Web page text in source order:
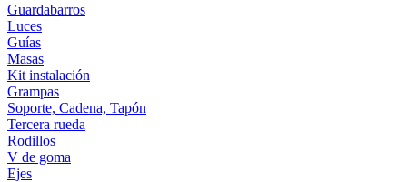
Guardabarros
Luces
Guías
Masas
Kit instalación
Grampas
Soporte, Cadena, Tapón
Tercera rueda
Rodillos
V de goma
Ejes